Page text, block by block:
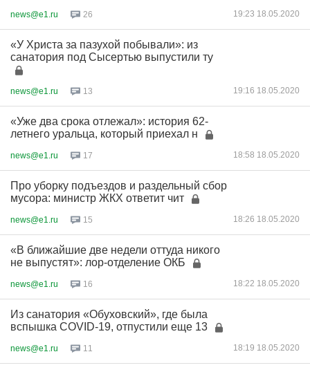
news@e1.ru 26 19:23 18.05.2020
«У Христа за пазухой побывали»: из
санатория под Сысертью выпустили ту
news@e1.ru 13 19:16 18.05.2020
«Уже два срока отлежал»: история 62-
летнего уральца, который приехал н
news@e1.ru 17 18:58 18.05.2020
Про уборку подъездов и раздельный сбор
мусора: министр ЖКХ ответит чит
news@e1.ru 15 18:26 18.05.2020
«В ближайшие две недели оттуда никого
не выпустят»: лор-отделение ОКБ
news@e1.ru 16 18:22 18.05.2020
Из санатория «Обуховский», где была
вспышка COVID-19, отпустили еще 13
news@e1.ru 11 18:19 18.05.2020